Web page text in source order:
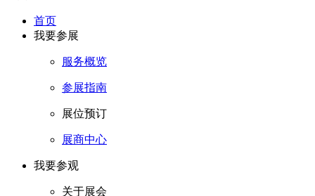
首页
我要参展
服务概览
参展指南
展位预订
展商中心
我要参观
关于展会